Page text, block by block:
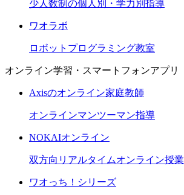
少人数制の個人別・学力別指導
ワオラボ
ロボットプログラミング教室
オンライン学習・スマートフォンアプリ
Axisのオンライン家庭教師
オンラインマンツーマン指導
NOKAIオンライン
双方向リアルタイムオンライン授業
ワオっち！シリーズ